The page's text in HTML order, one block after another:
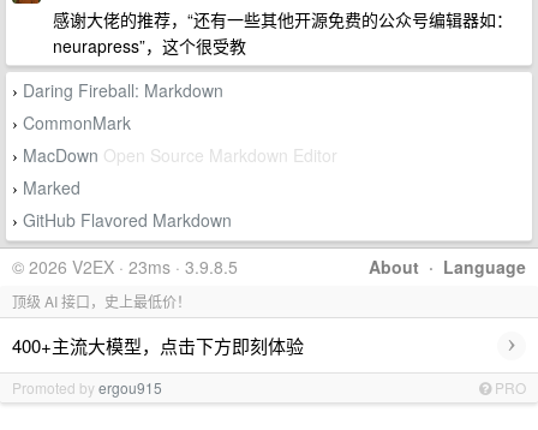
感谢大佬的推荐，“还有一些其他开源免费的公众号编辑器如：
neurapress”，这个很受教
› Daring Fireball: Markdown
› CommonMark
› MacDown Open Source Markdown Editor
› Marked
› GitHub Flavored Markdown
About · Language
© 2026 V2EX · 23ms · 3.9.8.5
顶级 AI 接口，史上最低价！
400+主流大模型，点击下方即刻体验 ›
Promoted byergou915 PRO